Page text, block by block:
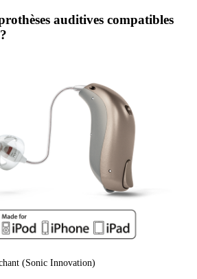
auditives compatibles
(Sonic Innovation)